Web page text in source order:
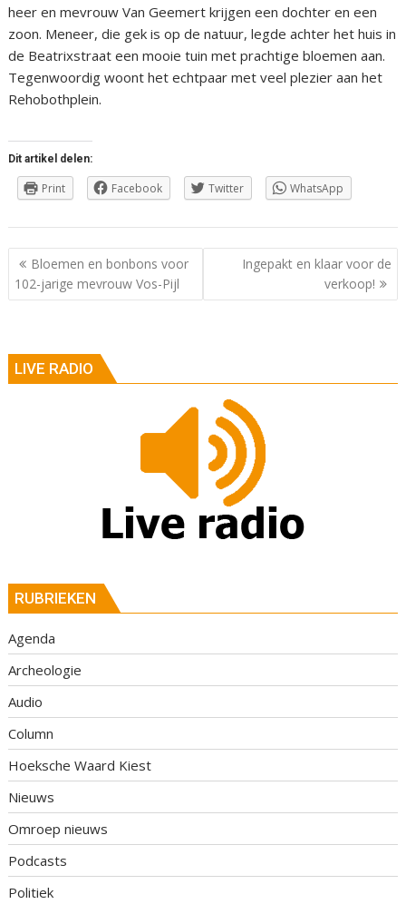
heer en mevrouw Van Geemert krijgen een dochter en een
zoon. Meneer, die gek is op de natuur, legde achter het huis in
de Beatrixstraat een mooie tuin met prachtige bloemen aan.
Tegenwoordig woont het echtpaar met veel plezier aan het
Rehobothplein.
Dit artikel delen:
Print Facebook Twitter WhatsApp
Berichtnavigatie
Bloemen en bonbons voor
102-jarige mevrouw Vos-Pijl
Ingepakt en klaar voor de
verkoop!
LIVE RADIO
RUBRIEKEN
Agenda
Archeologie
Audio
Column
Hoeksche Waard Kiest
Nieuws
Omroep nieuws
Podcasts
Politiek